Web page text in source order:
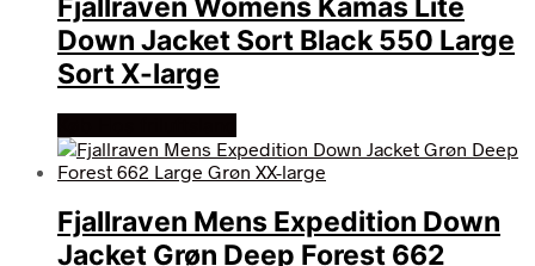
Fjallraven Womens Kamas Lite
Down Jacket Sort Black 550 Large
Sort X-large
Fjallraven Mens Expedition Down
Jacket Grøn Deep Forest 662